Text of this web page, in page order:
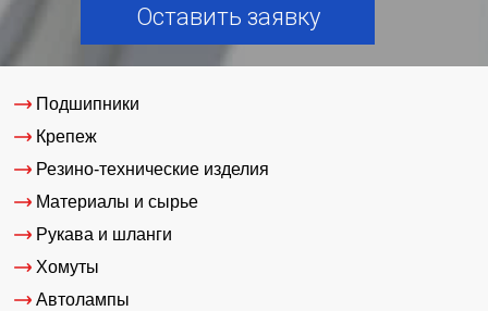
Оставить заявку
Подшипники
Крепеж
Резино-технические изделия
Материалы и сырье
Рукава и шланги
Хомуты
Автолампы